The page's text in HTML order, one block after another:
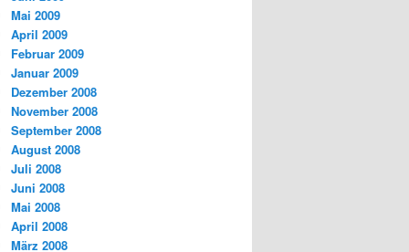
Mai 2009
April 2009
Februar 2009
Januar 2009
Dezember 2008
November 2008
September 2008
August 2008
Juli 2008
Juni 2008
Mai 2008
April 2008
März 2008